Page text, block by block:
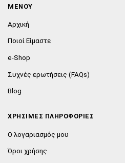
ΜΕΝΟΥ
Αρχική
Ποιοί Είμαστε
e-Shop
Συχνές ερωτήσεις (FAQs)
Blog
ΧΡΗΣΙΜΕΣ ΠΛΗΡΟΦΟΡΙΕΣ
Ο λογαριασμός μου
Όροι χρήσης